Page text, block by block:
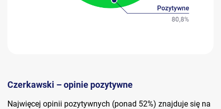
Czerkawski – opinie pozytywne
Najwięcej opinii pozytywnych (ponad 52%) znajduje się na